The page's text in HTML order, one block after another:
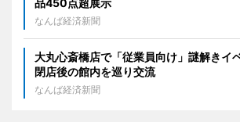
品450点超展示
なんば経済新聞
大丸心斎橋店で「従業員向け」謎解き
閉店後の館内を巡り交流
なんば経済新聞